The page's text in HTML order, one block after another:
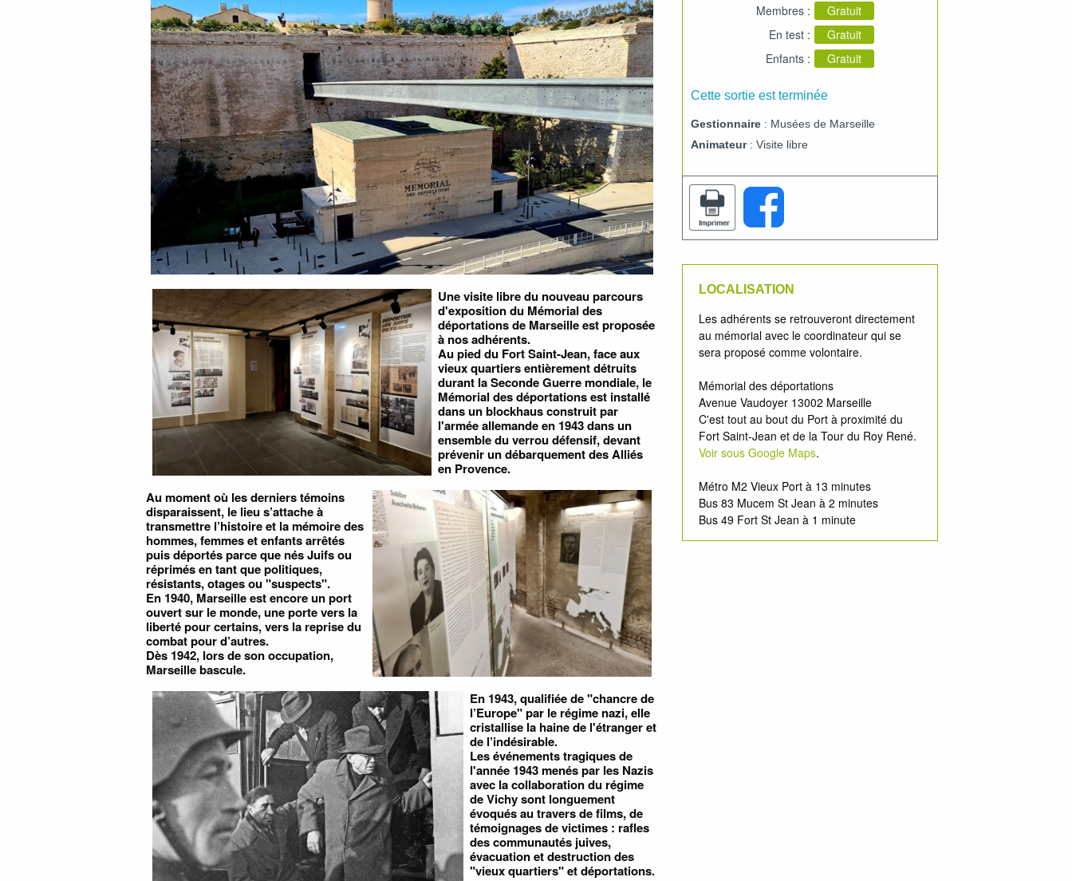
Une visite libre du nouveau parcours
d'exposition du Mémorial des
déportations de Marseille est proposée
à nos adhérents.
Au pied du Fort Saint-Jean, face aux
vieux quartiers entièrement détruits
durant la Seconde Guerre mondiale, le
Mémorial des déportations est installé
dans un blockhaus construit par
l'armée allemande en 1943 dans un
ensemble du verrou défensif, devant
prévenir un débarquement des Alliés
en Provence.
Au moment où les derniers témoins
disparaissent, le lieu s’attache à
transmettre l’histoire et la mémoire des
hommes, femmes et enfants arrêtés
puis déportés parce que nés Juifs ou
réprimés en tant que politiques,
résistants, otages ou "suspects".
En 1940, Marseille est encore un port
ouvert sur le monde, une porte vers la
liberté pour certains, vers la reprise du
combat pour d’autres.
Dès 1942, lors de son occupation,
Marseille bascule.
En 1943, qualifiée de "chancre de
l’Europe" par le régime nazi, elle
cristallise la haine de l'étranger et
de l’indésirable.
Les événements tragiques de
l'année 1943 menés par les Nazis
avec la collaboration du régime
de Vichy sont longuement
évoqués au travers de films, de
témoignages de victimes : rafles
des communautés juives,
évacuation et destruction des
"vieux quartiers" et déportations.
Membres :
Gratuit
En test :
Gratuit
Enfants :
Gratuit
Cette sortie est terminée
Gestionnaire : Musées de Marseille
Animateur: Visite libre
LOCALISATION
Les adhérents se retrouveront directement
au mémorial avec le coordinateur qui se
sera proposé comme volontaire.
Mémorial des déportations
Avenue Vaudoyer 13002 Marseille
C'est tout au bout du Port à proximité du
Fort Saint-Jean et de la Tour du Roy René.
Voir sous Google Maps.
Métro M2 Vieux Port à 13 minutes
Bus 83 Mucem St Jean à 2 minutes
Bus 49 Fort St Jean à 1 minute